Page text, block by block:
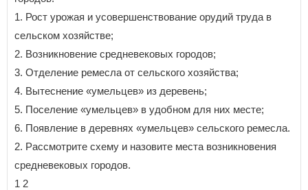
1. Рост урожая и усовершенствование орудий труда в
сельском хозяйстве;
2. Возникновение средневековых городов;
3. Отделение ремесла от сельского хозяйства;
4. Вытеснение «умельцев» из деревень;
5. Поселение «умельцев» в удобном для них месте;
6. Появление в деревнях «умельцев» сельского ремесла.
2. Рассмотрите схему и назовите места возникновения
средневековых городов.
1 2